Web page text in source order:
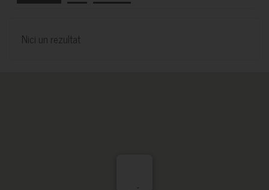
Nici un rezultat
-